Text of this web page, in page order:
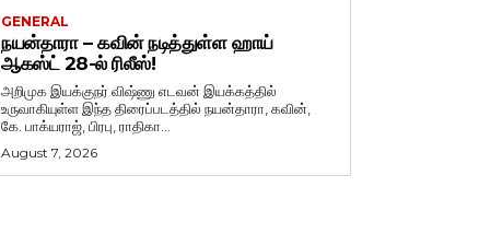
GENERAL
நயன்தாரா – கவின் நடித்துள்ள ஹாய்
ஆகஸ்ட் 28-ல் ரிலீஸ்!
அறிமுக இயக்குநர் விஷ்ணு எடவன் இயக்கத்தில்
உருவாகியுள்ள இந்த திரைப்படத்தில் நயன்தாரா, கவின்,
கே. பாக்யராஜ், பிரபு, ராதிகா...
August 7, 2026